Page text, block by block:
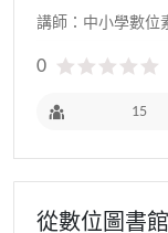
講師：中小學數位
0
15
從數位圖書